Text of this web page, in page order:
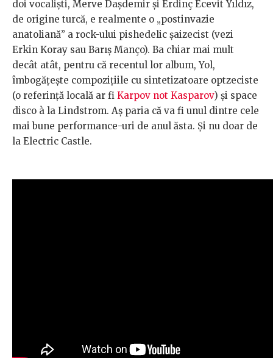
doi vocaliști, Merve Daşdemir și Erdinç Ecevit Yıldız,
de origine turcă, e realmente o „postinvazie
anatoliană” a rock-ului pishedelic șaizecist (vezi
Erkin Koray sau Barış Manço). Ba chiar mai mult
decât atât, pentru că recentul lor album, Yol,
îmbogățește compozițiile cu sintetizatoare optzeciste
(o referință locală ar fi Karpov not Kasparov) și space
disco à la Lindstrom. Aș paria că va fi unul dintre cele
mai bune performance-uri de anul ăsta. Și nu doar de
la Electric Castle.